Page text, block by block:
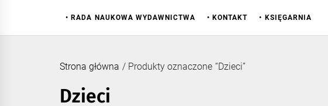
• RADA NAUKOWA WYDAWNICTWA • KONTAKT • KSIĘGARNIA
Strona główna / Produkty oznaczone “Dzieci”
Dzieci